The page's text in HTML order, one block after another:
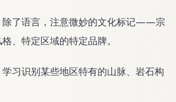
除了语言，注意微妙的文化标记——宗
、特定区域的特定品牌。
学习识别某些地区特有的山脉、岩石构